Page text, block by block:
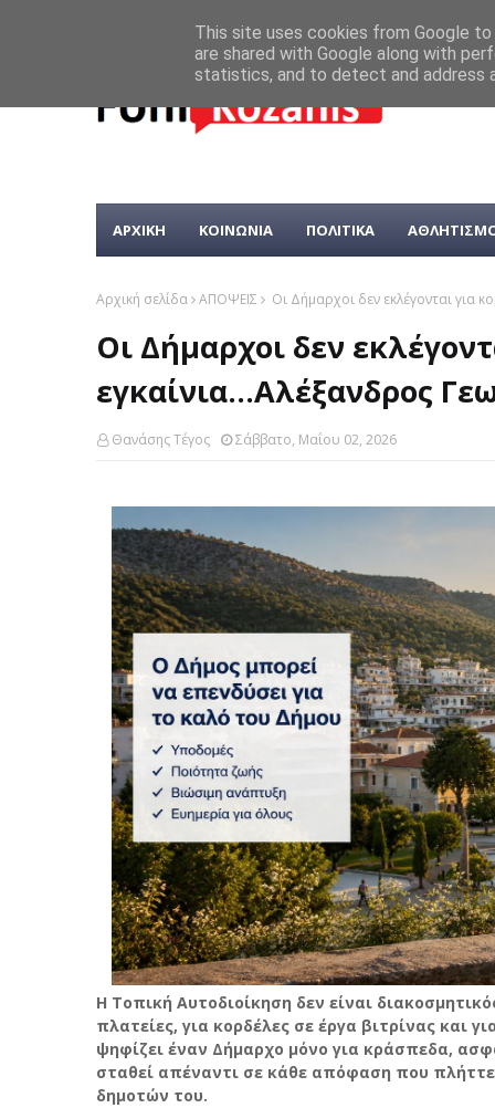
ΑΡΧΙΚΗ ΚΟΙΝΩΝΙΑ ΠΟΛΙΤΙΚΑ
Αρχική σελίδα ΑΠΟΨΕΙΣ Οι Δήμαρχοι δεν εκλέγονται για
Οι Δήμαρχοι δεν
εγκαίνια...Αλέξανδρος
Θανάσης Τέγος Σάββατο, Μαΐου 02, 2026
Η Τοπική Αυτοδιοίκηση δεν είναι
πλατείες, για κορδέλες σε έργα βιτρίνας και
ψηφίζει έναν Δήμαρχο μόνο για κράσπεδα,
σταθεί απέναντι σε κάθε απόφαση που
δημοτών του.
This site uses cookies from Google
are shared with Google along with
statistics, and to detect and address